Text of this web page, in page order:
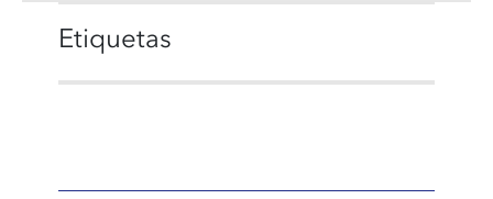
Etiquetas